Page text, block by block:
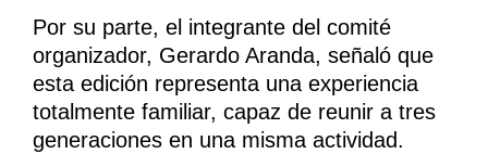
Por su parte, el integrante del comité
organizador, Gerardo Aranda, señaló que
esta edición representa una experiencia
totalmente familiar, capaz de reunir a tres
generaciones en una misma actividad.